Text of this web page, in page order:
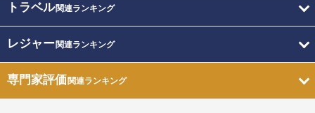
トラベル関連ランキング
レジャー関連ランキング
専門家評価関連ランキング